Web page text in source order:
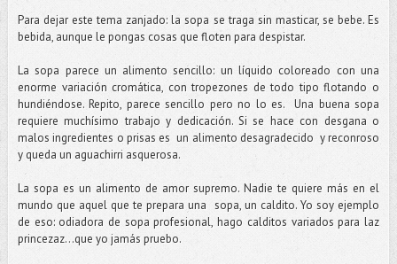
Para dejar este tema zanjado: la sopa se traga sin masticar, se bebe. Es
bebida, aunque le pongas cosas que floten para despistar.
La sopa parece un alimento sencillo: un líquido coloreado con una
enorme variación cromática, con tropezones de todo tipo flotando o
hundiéndose. Repito, parece sencillo pero no lo es. Una buena sopa
requiere muchísimo trabajo y dedicación. Si se hace con desgana o
malos ingredientes o prisas es un alimento desagradecido y reconroso
y queda un aguachirri asquerosa.
La sopa es un alimento de amor supremo. Nadie te quiere más en el
mundo que aquel que te prepara una sopa, un caldito. Yo soy ejemplo
de eso: odiadora de sopa profesional, hago calditos variados para laz
princezaz…que yo jamás pruebo.